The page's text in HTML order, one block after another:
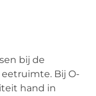
bij de
Bij O-
hand in